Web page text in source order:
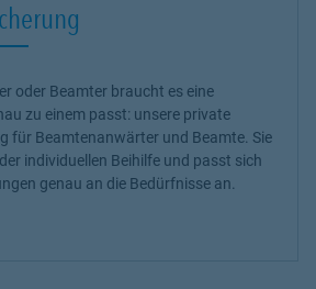
oder Beamter braucht es eine
zu einem passt: unsere private
für Beamtenanwärter und Beamte. Sie
individuellen Beihilfe und passt sich
genau an die Bedürfnisse an.
Opens in New Tab